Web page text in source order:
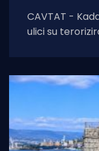
CAVTAT -
ulici su